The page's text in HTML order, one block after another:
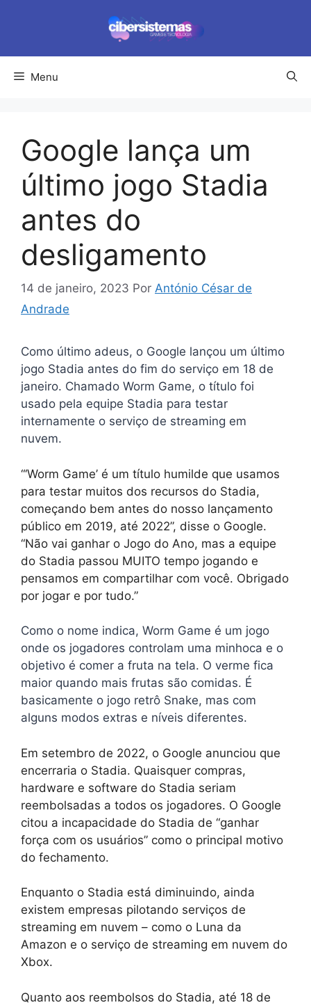
conteúdo
Menu
Google lança um
último jogo Stadia
antes do
desligamento
14 de janeiro, 2023 Por António César de
Andrade
Como último adeus, o Google lançou um último
jogo Stadia antes do fim do serviço em 18 de
janeiro. Chamado Worm Game, o título foi
usado pela equipe Stadia para testar
internamente o serviço de streaming em
nuvem.
“‘Worm Game’ é um título humilde que usamos
para testar muitos dos recursos do Stadia,
começando bem antes do nosso lançamento
público em 2019, até 2022”, disse o Google.
“Não vai ganhar o Jogo do Ano, mas a equipe
do Stadia passou MUITO tempo jogando e
pensamos em compartilhar com você. Obrigado
por jogar e por tudo.”
Como o nome indica, Worm Game é um jogo
onde os jogadores controlam uma minhoca e o
objetivo é comer a fruta na tela. O verme fica
maior quando mais frutas são comidas. É
basicamente o jogo retrô Snake, mas com
alguns modos extras e níveis diferentes.
Em setembro de 2022, o Google anunciou que
encerraria o Stadia. Quaisquer compras,
hardware e software do Stadia seriam
reembolsadas a todos os jogadores. O Google
citou a incapacidade do Stadia de “ganhar
força com os usuários” como o principal motivo
do fechamento.
Enquanto o Stadia está diminuindo, ainda
existem empresas pilotando serviços de
streaming em nuvem – como o Luna da
Amazon e o serviço de streaming em nuvem do
Xbox.
Quanto aos reembolsos do Stadia, até 18 de